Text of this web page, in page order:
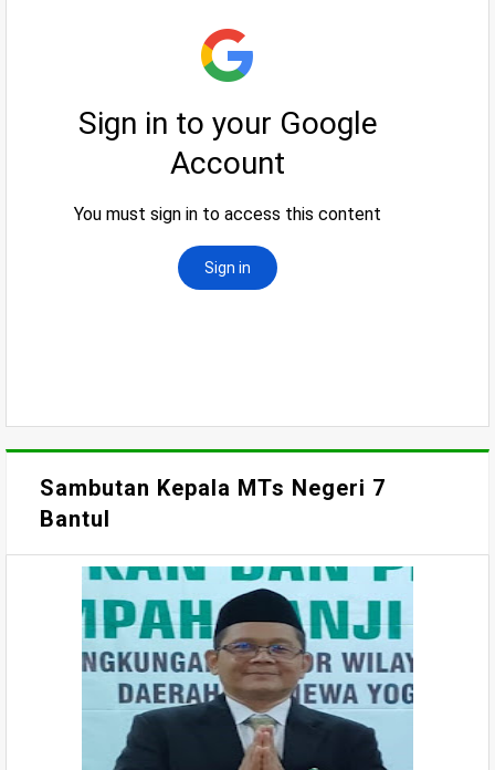
Sambutan Kepala MTs Negeri 7
Bantul